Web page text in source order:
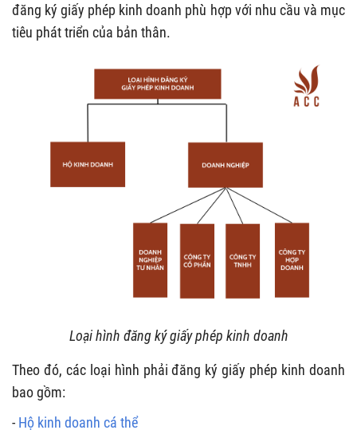
đăng ký giấy phép kinh doanh phù hợp với nhu cầu và mục
tiêu phát triển của bản thân.
Loại hình đăng ký giấy phép kinh doanh
Theo đó, các loại hình phải đăng ký giấy phép kinh doanh
bao gồm:
- Hộ kinh doanh cá thể